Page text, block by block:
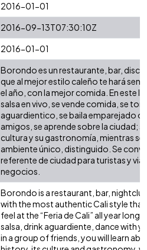
2016-01-01
2016-09-13T07:30:10Z
2016-01-01
Borondo es un restaurante, bar,
que al mejor estilo caleño te hará
el año, con la mejor comida. En este
salsa en vivo, se vende comida, se
aguardientico, se baila emparejado o
amigos, se aprende sobre la ciudad;
cultura y su gastronomía, mientras se
ambiente único, distinguido. Se
referente de ciudad para turistas y
negocios.
Borondo is a restaurant, bar,
with the most authentic Cali style that
feel at the “Feria de Cali” all year long.
salsa, drink aguardiente, dance with
in a group of friends, you will learn